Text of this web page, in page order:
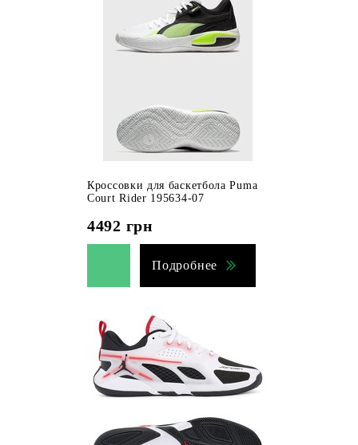
Кроссовки для баскетбола Puma
Court Rider 195634-07
4492 грн
Подробнее